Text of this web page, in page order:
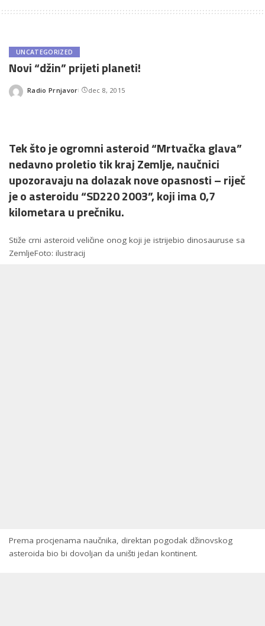
UNCATEGORIZED
Novi “džin” prijeti planeti!
Posted
Radio Prnjavor dec 8, 2015
Tek što je ogromni asteroid “Mrtvačka glava”
nedavno proletio tik kraj Zemlje, naučnici
upozoravaju na dolazak nove opasnosti – riječ
je o asteroidu “SD220 2003”, koji ima 0,7
kilometara u prečniku.
Stiže crni asteroid veličine onog koji je istrijebio dinosauruse sa
ZemljeFoto: ilustracij
Prema procjenama naučnika, direktan pogodak džinovskog
asteroida bio bi dovoljan da uništi jedan kontinent.